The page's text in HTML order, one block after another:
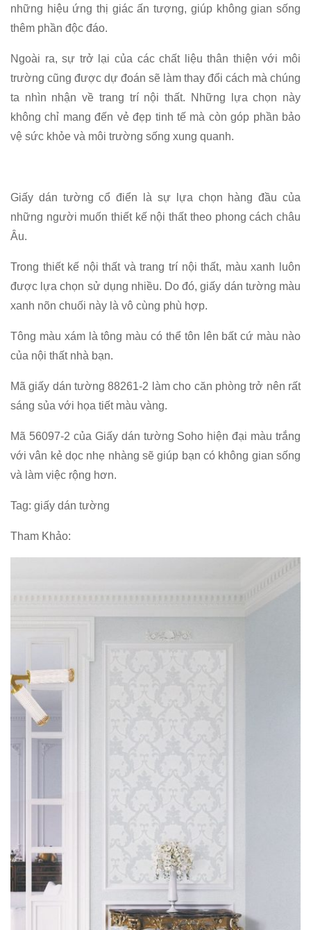
những hiệu ứng thị giác ấn tượng, giúp không gian sống
thêm phần độc đáo.
Ngoài ra, sự trở lại của các chất liệu thân thiện với môi
trường cũng được dự đoán sẽ làm thay đổi cách mà chúng
ta nhìn nhận về trang trí nội thất. Những lựa chọn này
không chỉ mang đến vẻ đẹp tinh tế mà còn góp phần bảo
vệ sức khỏe và môi trường sống xung quanh.
Giấy dán tường cổ điển là sự lựa chọn hàng đầu của
những người muốn thiết kế nội thất theo phong cách châu
Âu.
Trong thiết kế nội thất và trang trí nội thất, màu xanh luôn
được lựa chọn sử dụng nhiều. Do đó, giấy dán tường màu
xanh nõn chuối này là vô cùng phù hợp.
Tông màu xám là tông màu có thể tôn lên bất cứ màu nào
của nội thất nhà bạn.
Mã giấy dán tường 88261-2 làm cho căn phòng trở nên rất
sáng sủa với họa tiết màu vàng.
Mã 56097-2 của Giấy dán tường Soho hiện đại màu trắng
với vân kẻ dọc nhẹ nhàng sẽ giúp bạn có không gian sống
và làm việc rộng hơn.
Tag: giấy dán tường
Tham Khảo: